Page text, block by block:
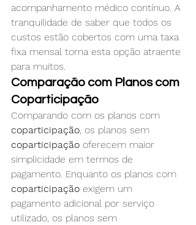
acompanhamento médico contínuo. A
tranquilidade de saber que todos os
custos estão cobertos com uma taxa
fixa mensal torna esta opção atraente
para muitos.
Comparação com Planos com
Coparticipação
Comparando com os planos com
coparticipação, os planos sem
coparticipação oferecem maior
simplicidade em termos de
pagamento. Enquanto os planos com
coparticipação exigem um
pagamento adicional por serviço
utilizado, os planos sem